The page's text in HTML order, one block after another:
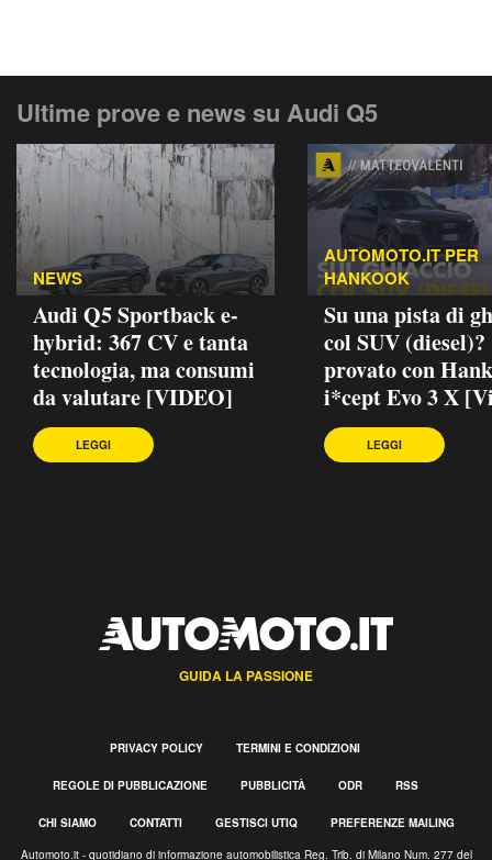
Ultime prove e news su Audi Q5
NEWS
Audi Q5 Sportback e-
hybrid: 367 CV e tanta
tecnologia, ma consumi
da valutare [VIDEO]
LEGGI
AUTOMOTO.IT PER
HANKOOK
Su una pista di
col SUV
provato con
i*cept Evo 3 X
LEGGI
GUIDA LA PASSIONE
PRIVACY POLICY TERMINI E CONDIZIONI
REGOLE DI PUBBLICAZIONE PUBBLICITÀ ODR RSS
CHI SIAMO CONTATTI GESTISCI UTIQ PREFERENZE MAILING
Automoto.it - quotidiano di informazione automobilistica Reg. Trib. di Milano Num. 277 del